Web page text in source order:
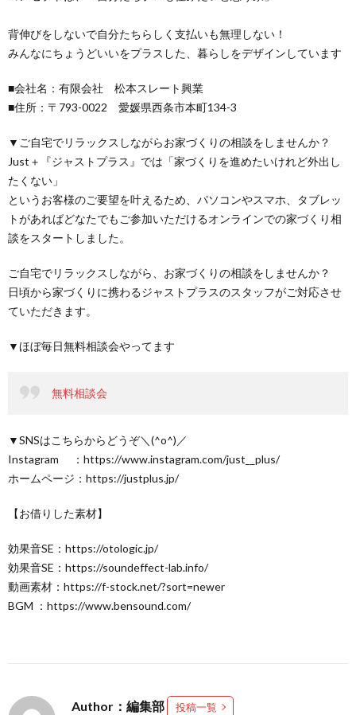
背伸びをしないで自分たちらしく 支払いも無理しない！
みんなにちょうどいいをプラスした、 暮らしをデザインしています
■会社名：有限会社 松本スレート興業
■住所：〒793-0022 愛媛県西条市本町134-3
▼ご自宅でリラックスしながらお家づくりの相談をしませんか？
Just＋『ジャストプラス』では「家づくりを進めたいけれど外出し
たくない」
というお客様のご要望を叶えるため、パソコンやスマホ、タブレッ
トがあればどなたでもご参加いただけるオンラインでの家づくり相
談をスタートしました。
ご自宅でリラックスしながら、お家づくりの相談をしませんか？
日頃から家づくりに携わるジャストプラスのスタッフがご対応させ
ていただきます。
▼ほぼ毎日無料相談会やってます
無料相談会
▼SNSはこちらからどうぞ＼(^o^)／
Instagram ：https://www.instagram.com/just__plus/
ホームページ：https://justplus.jp/
【お借りした素材】
効果音SE：https://otologic.jp/
効果音SE：https://soundeffect-lab.info/
動画素材：https://f-stock.net/?sort=newer
BGM ：https://www.bensound.com/
Author：編集部 投稿一覧